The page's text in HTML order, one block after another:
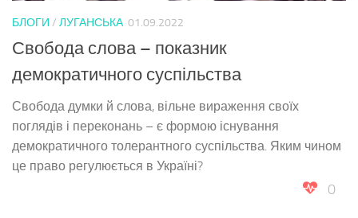
БЛОГИ / ЛУГАНСЬКА 01.09.2022
Свобода слова – показник
демократичного суспільства
Свобода думки й слова, вільне вираження своїх
поглядів і переконань – є формою існування
демократичного толерантного суспільства. Яким чином
це право регулюється в Україні?
0